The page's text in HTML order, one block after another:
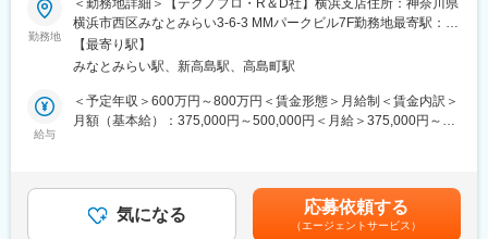
研究員が働きながら学位取得を目指せる制度です。会社が受験料
から、入学金、授業料までの全額を負担。在学中はもちろん給与
は100%支給、福利厚生も他の研究員と同様に利用可能です。
◇当社は業界大手テクノプロの化学・バイオ分野に特化した社内
カンパニーです。大学、民間企業、公的研究機関等に対し、人材
いプロジェクトを数多く支援しています。これからも社会課題の
解決、豊な社会の実現に貢献しています。
■業務概要：
バイオ・ケモインフォマティクス業務を担当します。
シークエンス解析、オミクス解析、立体構造・相互作用予測、合
成経路探索、AI解析（機械学習/深層学習）、MD・MOシミュレー
ションなどがあります。
＜プロジェクト例＞
・抗体のモデリング、ドッキングシミュレーション
・ヒトiPS細胞由来オルガノイド研究におけるバイオインフォマテ
ィクス
勤務地
横浜市西区みなとみらい3-6-3 MMパークビル7F勤務地最寄駅：み
なとみらい線／みなとみらい駅受動喫煙対策：屋内全面禁煙
【最寄り駅】
みなとみらい駅、新高島駅、高島町駅
給与
＜予定年収＞600万円～800万円＜賃金形態＞月給制＜賃金内訳＞
月額（基本給）：375,000円～500,000円＜月給＞375,000円～
はあくまでも目安の金額であり、選考を通じて上下する可能性が
あります。月給(月額)は固定手当を含めた表記です。
気になる 応募依頼する
（エージェントサービス）